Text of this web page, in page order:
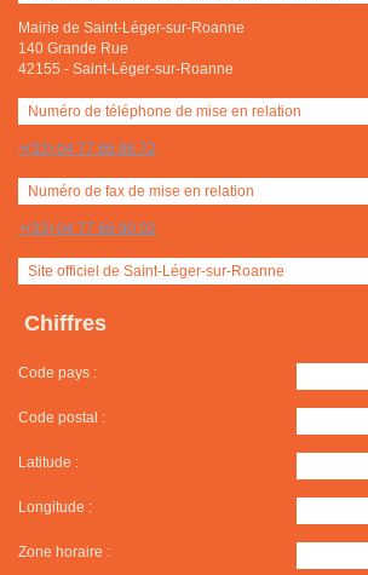
Mairie de Saint-Léger-sur-Roanne
140 Grande Rue
42155 - Saint-Léger-sur-Roanne
Numéro de téléphone de mise en relation
+(33) 04 77 66 86 72
Numéro de fax de mise en relation
+(33) 04 77 66 90 02
Site officiel de Saint-Léger-sur-Roanne
Chiffres
Code pays :
Code postal :
Latitude :
Longitude :
Zone horaire :